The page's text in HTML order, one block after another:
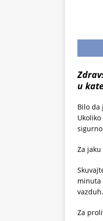
u
Bilo da
Za
minuta
vazduh.
Za